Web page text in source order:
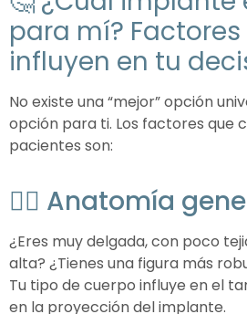
para mí?
influyen en tu
No existe una “mejor” opción
opción para ti. Los factores que
pacientes son:
🧍‍♀️ Anatomía
¿Eres muy delgada, con poco
alta? ¿Tienes una figura más
Tu tipo de cuerpo influye en el
en la proyección del implante.